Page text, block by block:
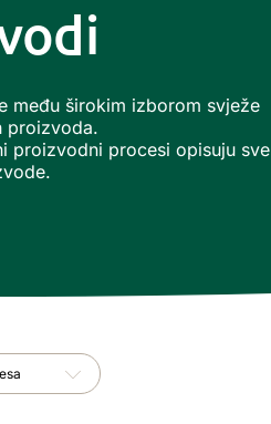
među širokim izborom svježe
proizvoda.
proizvodni procesi opisuju sve